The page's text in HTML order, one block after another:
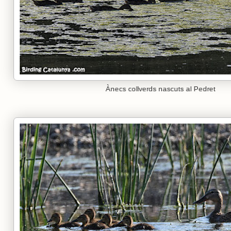
Ànecs collverds nascuts al Pedret